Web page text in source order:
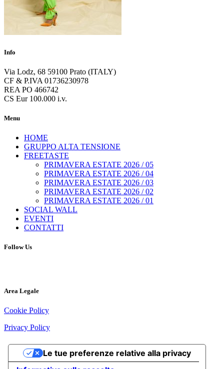
Info
Via Lodz, 68 59100 Prato (ITALY)
CF & P.IVA 01736230978
REA PO 466742
CS Eur 100.000 i.v.
Menu
HOME
GRUPPO ALTA TENSIONE
FREETASTE
PRIMAVERA ESTATE 2026 / 05
PRIMAVERA ESTATE 2026 / 04
PRIMAVERA ESTATE 2026 / 03
PRIMAVERA ESTATE 2026 / 02
PRIMAVERA ESTATE 2026 / 01
SOCIAL WALL
EVENTI
CONTATTI
Follow Us
Area Legale
Cookie Policy
Privacy Policy
Le tue preferenze relative alla privacy